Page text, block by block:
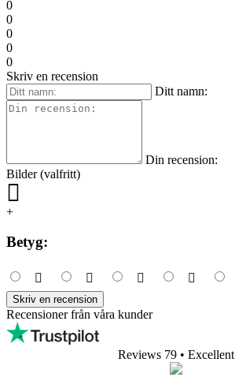
0
0
0
0
0
Skriv en recension
Ditt namn:
Din recension:
Bilder (valfritt)
+
Betyg:
Skriv en recension
Recensioner från våra kunder
Reviews 79 • Excellent